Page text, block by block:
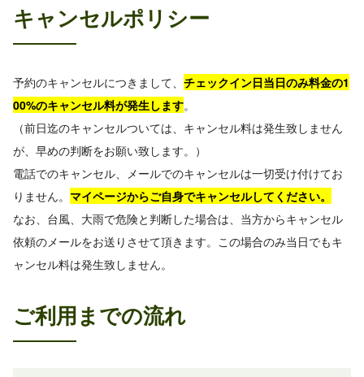
キャンセルポリシー
予約のキャンセルにつきまして、 チェックイン日当日のみ料金の1
00%のキャンセル料が発生します。
（前日迄のキャンセルついては、キャンセル料は発生致しません
が、早めの判断をお願い致します。）
電話でのキャンセル、メールでのキャンセルは一切受け付けてお
りません。 マイページからご自身でキャンセルしてください。
なお、台風、大雨で危険と判断した場合は、当方からキャンセル
依頼のメールをお送りさせて頂きます。この場合のみ当日でもキ
ャンセル料は発生致しません。
ご利用までの流れ